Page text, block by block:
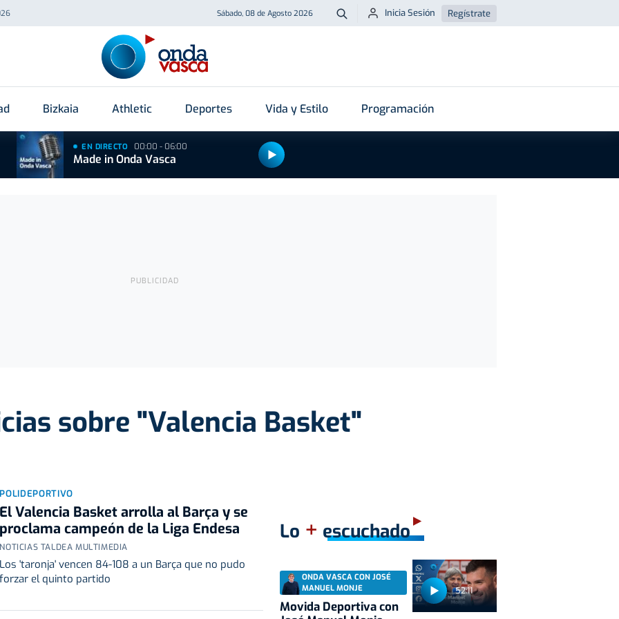
Sábado, 08 de Agosto 2026 Buscar
Inicia Sesión Regístrate
Bizkaia Athletic Deportes Vida y Estilo Programación
EN DIRECTO 00:00 - 06:00
Made in Onda Vasca
sobre "Valencia Basket"
POLIDEPORTIVO
El Valencia Basket arrolla al Barça y se
proclama campeón de la Liga Endesa
NOTICIAS TALDEA MULTIMEDIA
Los 'taronja' vencen 84-108 a un Barça que no pudo
forzar el quinto partido
Lo + escuchado
52:11
ONDA VASCA CON JOSÉ
MANUEL MONJE
Movida Deportiva con